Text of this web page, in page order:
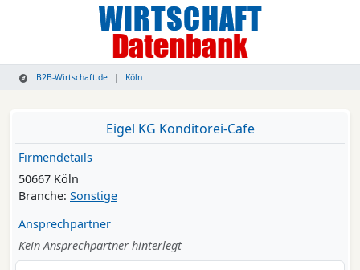
B2B-Wirtschaft.de Köln
Eigel KG Konditorei-Cafe
Firmendetails
50667 Köln
Branche: Sonstige
Ansprechpartner
Kein Ansprechpartner hinterlegt